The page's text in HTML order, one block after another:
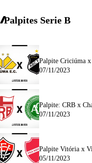
Palpites Serie B
Palpite Criciúma
07/11/2023
Palpite: CRB x
07/11/2023
Palpite Vitória x
05/11/2023